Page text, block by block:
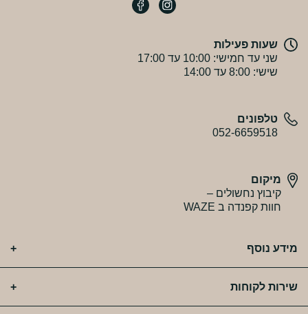
שעות פעילות
שני עד חמישי: 10:00 עד 17:00
שישי: 8:00 עד 14:00
טלפונים
052-6659518
מיקום
קיבוץ נחשולים –
חוות קפנדה ב WAZE
מידע נוסף
שירות לקוחות